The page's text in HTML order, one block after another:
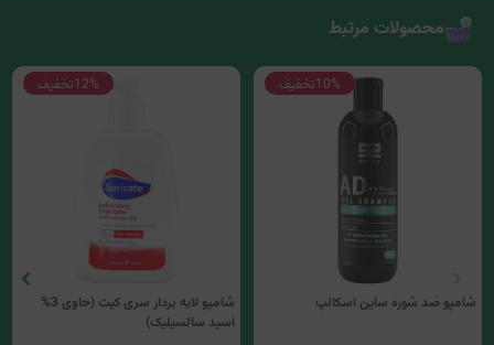
محصولات مرتبط
10%تخفیف
شامپو ضد شوره ساین اسکالپ
12%تخفیف
شامپو لایه بردار سری کیت (حاوی 3%
اسید سالسیلیک)